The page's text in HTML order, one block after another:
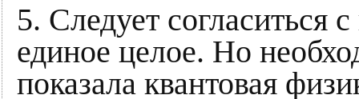
5. Следует согласиться
единое целое. Но
показала квантовая